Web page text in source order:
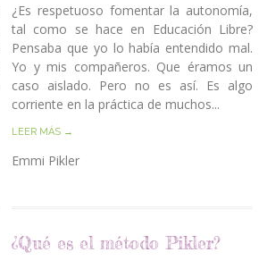
¿Es respetuoso fomentar la autonomía,
tal como se hace en Educación Libre?
Pensaba que yo lo había entendido mal.
Yo y mis compañeros. Que éramos un
caso aislado. Pero no es así. Es algo
corriente en la práctica de muchos...
LEER MÁS →
Emmi Pikler
¿Qué es el método Pikler?